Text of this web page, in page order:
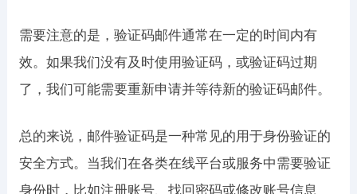
需要注意的是，验证码邮件通常在一定的时间内有
效。如果我们没有及时使用验证码，或验证码过期
了，我们可能需要重新申请并等待新的验证码邮件。
总的来说，邮件验证码是一种常见的用于身份验证的
安全方式。当我们在各类在线平台或服务中需要验证
身份时，比如注册账号、找回密码或修改账号信息